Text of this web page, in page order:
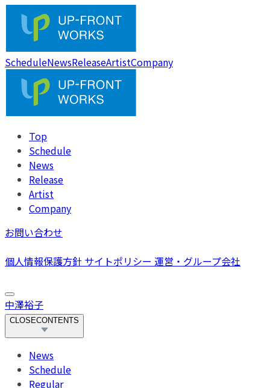
ScheduleNewsReleaseArtistCompany
Top
Schedule
News
Release
Artist
Company
お問い合わせ
個人情報保護方針 サイトポリシー 運営・グループ会社
中澤裕子
CLOSECONTENTS
News
Schedule
Regular